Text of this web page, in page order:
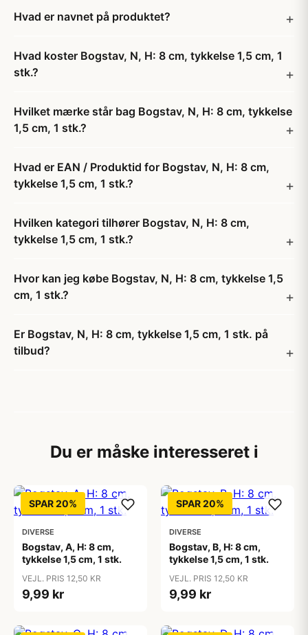
Hvad er navnet på produktet?
Hvad koster Bogstav, N, H: 8 cm, tykkelse 1,5 cm, 1
stk.?
Hvilket mærke står bag Bogstav, N, H: 8 cm, tykkelse
1,5 cm, 1 stk.?
Hvad er EAN / Produktid for Bogstav, N, H: 8 cm,
tykkelse 1,5 cm, 1 stk.?
Hvilken kategori tilhører Bogstav, N, H: 8 cm,
tykkelse 1,5 cm, 1 stk.?
Hvor kan jeg købe Bogstav, N, H: 8 cm, tykkelse 1,5
cm, 1 stk.?
Er Bogstav, N, H: 8 cm, tykkelse 1,5 cm, 1 stk. på
tilbud?
Du er måske interesseret i
SPAR 20%
DIVERSE
Bogstav, A, H: 8 cm,
tykkelse 1,5 cm, 1 stk.
VEJL. PRIS 12,50 KR
9,99 kr
SPAR 20%
DIVERSE
Bogstav, B, H: 8 cm,
tykkelse 1,5 cm, 1 stk.
VEJL. PRIS 12,50 KR
9,99 kr